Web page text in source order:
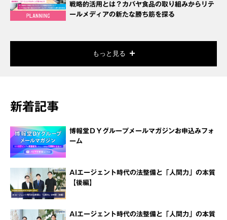
戦略的活用とは？カバヤ食品の取り組みからリテ
ールメディアの新たな勝ち筋を探る
もっと見る
新着記事
博報堂ＤＹグループメールマガジンお申込みフォ
ーム
AIエージェント時代の法整備と「人間力」の本質
【後編】
AIエージェント時代の法整備と「人間力」の本質